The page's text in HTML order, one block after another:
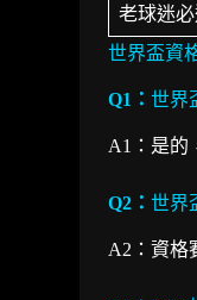
老球迷
世界盃資
Q1：世界
A1：是的
Q2：世界
A2：資格